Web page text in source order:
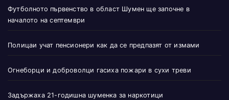
Футболното първенство в област Шумен ще започне в
началото на септември
Полицаи учат пенсионери как да се предпазят от измами
Огнеборци и доброволци гасиха пожари в сухи треви
Задържаха 21-годишна шуменка за наркотици